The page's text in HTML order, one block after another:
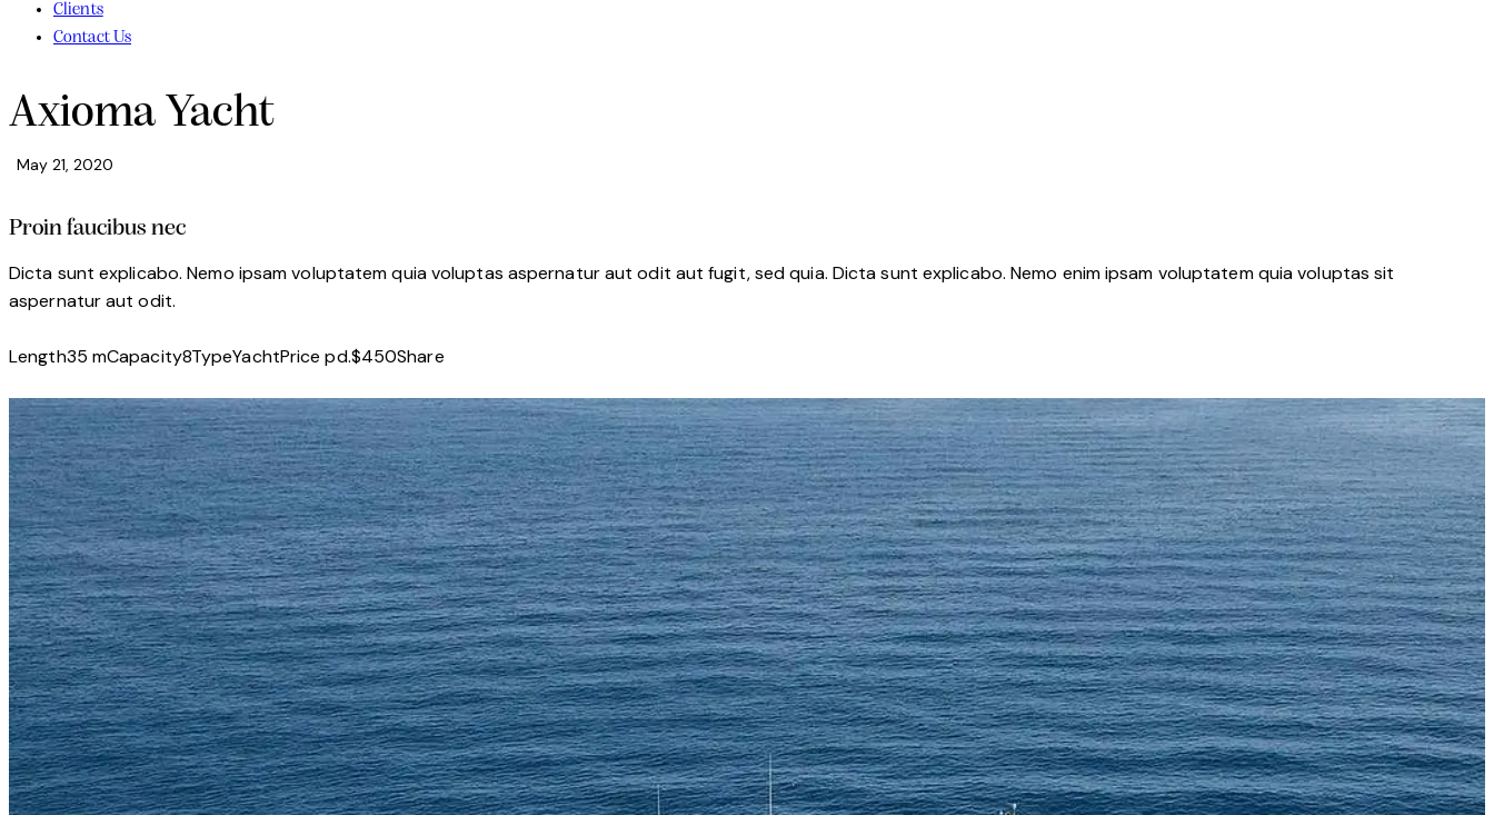
Clients
Contact Us
Axioma Yacht
May 21, 2020
Proin faucibus nec
Dicta sunt explicabo. Nemo ipsam voluptatem quia voluptas aspernatur aut odit aut fugit, sed quia. Dicta sunt explicabo. Nemo enim ipsam voluptatem quia voluptas sit
aspernatur aut odit.
Length35 mCapacity8TypeYachtPrice pd.$450Share